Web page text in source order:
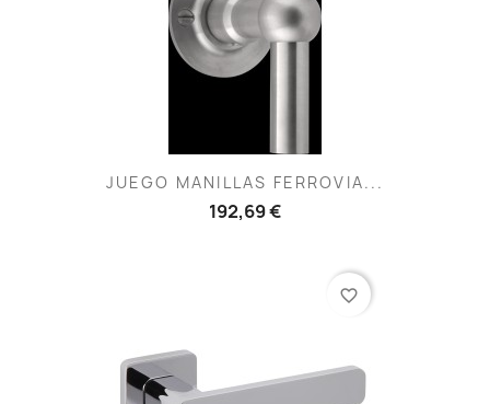
JUEGO MANILLAS FERROVIA...
192,69 €
favorite_border